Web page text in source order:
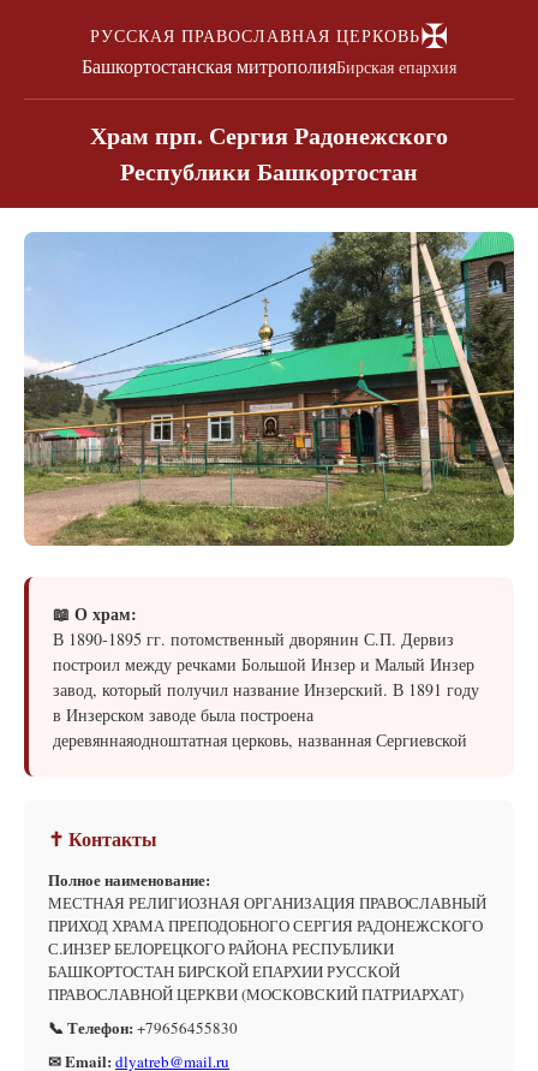
РУССКАЯ ПРАВОСЛАВНАЯ ЦЕРКОВЬ✠
Башкортостанская митрополияБирская епархия
Храм прп. Сергия Радонежского
Республики Башкортостан
📖 О храм:
В 1890-1895 гг. потомственный дворянин С.П. Дервиз
построил между речками Большой Инзер и Малый Инзер
завод, который получил название Инзерский. В 1891 году
в Инзерском заводе была построена
деревяннаяодноштатная церковь, названная Сергиевской
✝ Контакты
Полное наименование:
МЕСТНАЯ РЕЛИГИОЗНАЯ ОРГАНИЗАЦИЯ ПРАВОСЛАВНЫЙ
ПРИХОД ХРАМА ПРЕПОДОБНОГО СЕРГИЯ РАДОНЕЖСКОГО
С.ИНЗЕР БЕЛОРЕЦКОГО РАЙОНА РЕСПУБЛИКИ
БАШКОРТОСТАН БИРСКОЙ ЕПАРХИИ РУССКОЙ
ПРАВОСЛАВНОЙ ЦЕРКВИ (МОСКОВСКИЙ ПАТРИАРХАТ)
📞 Телефон: +79656455830
✉ Email: dlyatreb@mail.ru